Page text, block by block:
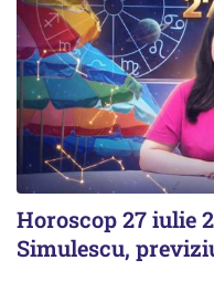
Horoscop 27 iulie
Simulescu,